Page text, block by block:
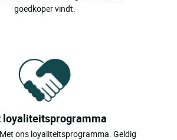
goedkoper vindt.
loyaliteitsprogramma
ons loyaliteitsprogramma. Geldig